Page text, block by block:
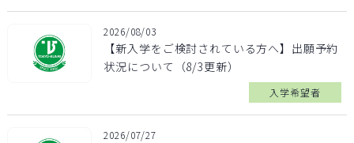
2026/08/03
【新入学をご検討されている方へ】出願予約
状況について（8/3更新）
入学希望者
2026/07/27